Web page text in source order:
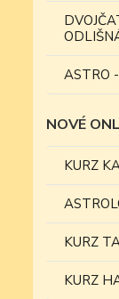
ASTRO
NOVÉ
KURZ
KURZ
KURZ